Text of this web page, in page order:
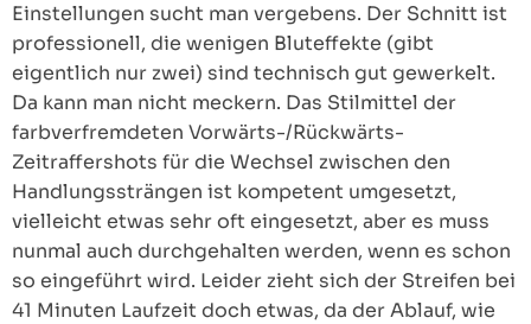
Einstellungen sucht man vergebens. Der Schnitt ist
professionell, die wenigen Bluteffekte (gibt
eigentlich nur zwei) sind technisch gut gewerkelt.
Da kann man nicht meckern. Das Stilmittel der
farbverfremdeten Vorwärts-/Rückwärts-
Zeitraffershots für die Wechsel zwischen den
Handlungssträngen ist kompetent umgesetzt,
vielleicht etwas sehr oft eingesetzt, aber es muss
nunmal auch durchgehalten werden, wenn es schon
so eingeführt wird. Leider zieht sich der Streifen bei
41 Minuten Laufzeit doch etwas, da der Ablauf, wie